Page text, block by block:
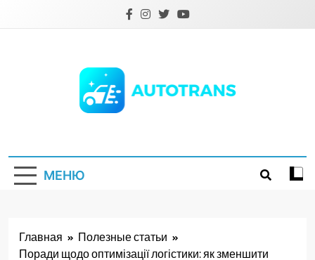
МЕНЮ
Главная
Полезные статьи
Поради щодо оптимізації логістики: як зменшити